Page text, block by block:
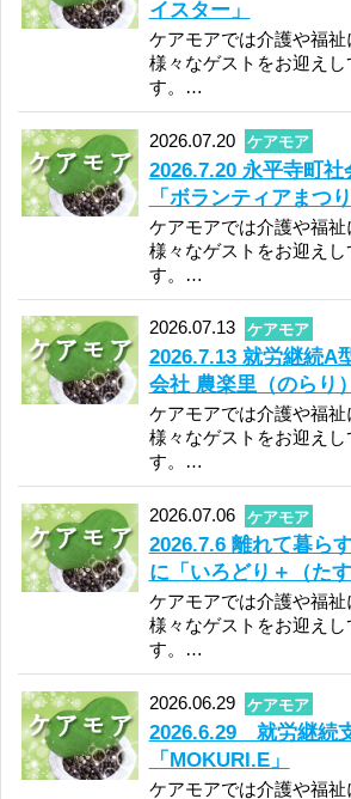
2026.06.29ケアモア
2026.6.29 就労継続支援B型事業所
「MOKURI.E」
ケアモアでは介護や福祉に関するお話を、
様々なゲストをお迎えしてお伺いしていま
す。…
2026.06.22ケアモア
2026.6.22 「株式会社プロダクト・マ
イスター」
ケアモアでは介護や福祉に関するお話を、
様々なゲストをお迎えしてお伺いしていま
2026.06.15 ケアモア
2026.6.15 依存症予防や相談支援「一
般社団法人 HELKEMA（ヘルケ
マ）」
ケアモアでは介護や福祉に関するお話を、
様々なゲストをお迎えしてお伺いしていま
す。…
2026.06.08ケアモア
2026.6.8 NPO法人 生活の発見会 福井
集談会「メンタル相談会」
様々なゲストをお迎えしてお伺いしていま
す。…
2026.06.01 ケアモア
2026.6.1 福井県障がい福祉課「共生
社会推進タウンミーティング2026」
ケアモアでは介護や福祉に関するお話を、
様々なゲストをお迎えしてお伺いしていま
2026.05.25ケアモア
2026.5.25 「株式会社プロダクト・マ
イスター」
ケアモアでは介護や福祉に関するお話を、
様々なゲストをお迎えしてお伺いしていま